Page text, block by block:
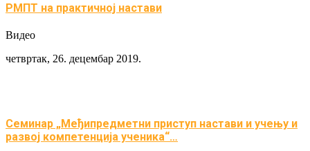
РМПТ на практичној настави
Видео
четвртак, 26. децембар 2019.
Семинар „Међипредметни приступ настави и учењу и
развој компетенција ученика“…